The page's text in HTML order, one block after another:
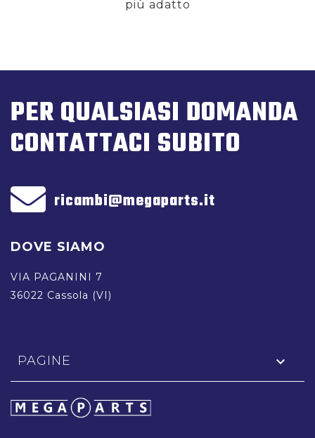
più adatto
PER QUALSIASI DOMANDA
CONTATTACI SUBITO
ricambi@megaparts.it
DOVE SIAMO
VIA PAGANINI 7
36022 Cassola (VI)
PAGINE 